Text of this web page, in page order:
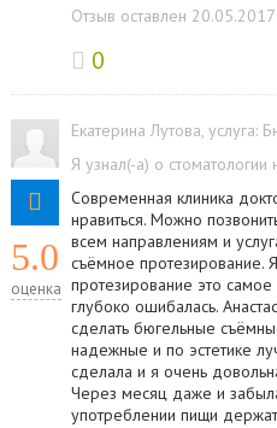
Отзыв оставлен
0
5.0
оценка
Екатерина Лутова, услуга:
Я узнал(-а) о
Современная клиника
нравиться. Можно
всем направлениям и
съёмное протезирование.
протезирование это
глубоко ошибалась.
сделать бюгельные
надежные и по эстетике
сделала и я очень
Через месяц даже и
употреблении пищи